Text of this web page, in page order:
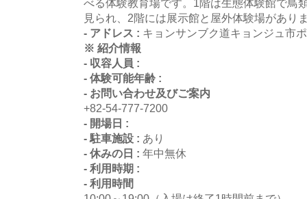
べる体験教育場です。1階は生態体験館で鳥
見られ、2階には展示館と屋外体験場があり
- アドレス : キョンサンブク道キョンジュ市
※ 紹介情報
- 収容人員 :
- 体験可能年齢 :
- お問い合わせ及びご案内
+82-54-777-7200
- 開場日 :
- 駐車施設 : あり
- 休みの日 : 年中無休
- 利用時期 :
- 利用時間